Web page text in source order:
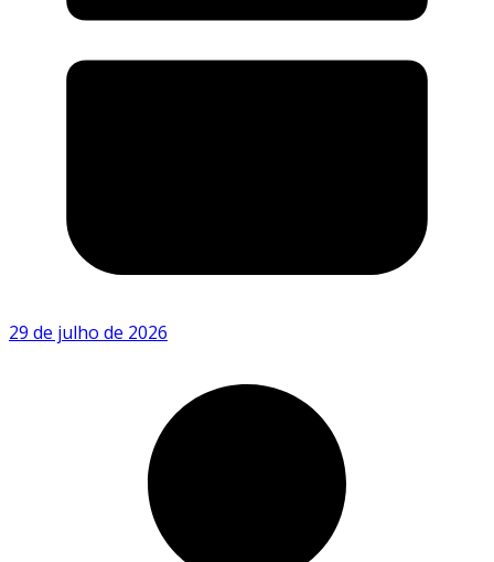
29 de julho de 2026